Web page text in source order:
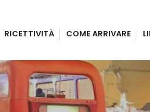
RICETTIVITÀ COME ARRIVARE